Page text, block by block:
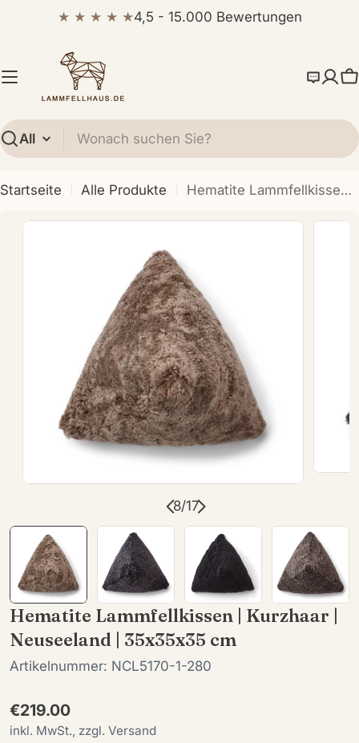
★ ★ ★ ★ ★4,5 - 15.000 Bewertungen
Suchen
Startseite Alle Produkte Hematite Lammfellkissen | Kurzhaar | Neuseeland | 35x35x35 cm
Öffnen Sie das Medium 7 im Modalformat
8/17
Hematite Lammfellkissen | Kurzhaar |
Neuseeland | 35x35x35 cm
Artikelnummer: NCL5170-1-280
Regulärer
Preis
€219.00
inkl. MwSt., zzgl. Versand